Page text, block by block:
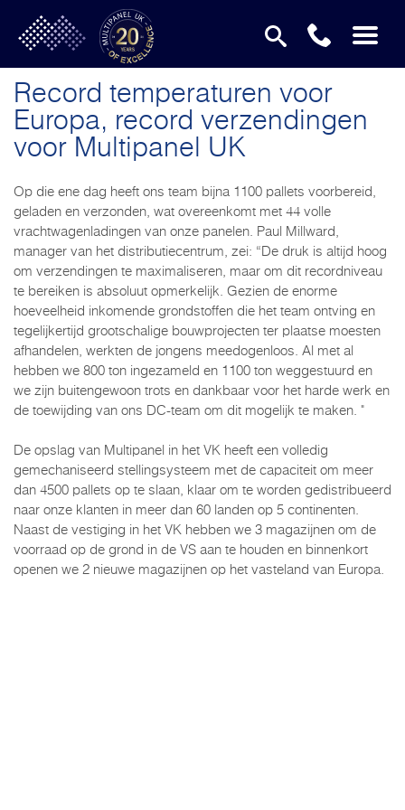
Record temperaturen voor
Europa, record verzendingen
voor Multipanel UK
Op die ene dag heeft ons team bijna 1100 pallets voorbereid,
geladen en verzonden, wat overeenkomt met 44 volle
vrachtwagenladingen van onze panelen. Paul Millward,
manager van het distributiecentrum, zei: “De druk is altijd hoog
om verzendingen te maximaliseren, maar om dit recordniveau
te bereiken is absoluut opmerkelijk. Gezien de enorme
hoeveelheid inkomende grondstoffen die het team ontving en
tegelijkertijd grootschalige bouwprojecten ter plaatse moesten
afhandelen, werkten de jongens meedogenloos. Al met al
hebben we 800 ton ingezameld en 1100 ton weggestuurd en
we zijn buitengewoon trots en dankbaar voor het harde werk en
de toewijding van ons DC-team om dit mogelijk te maken. "
De opslag van Multipanel in het VK heeft een volledig
gemechaniseerd stellingsysteem met de capaciteit om meer
dan 4500 pallets op te slaan, klaar om te worden gedistribueerd
naar onze klanten in meer dan 60 landen op 5 continenten.
Naast de vestiging in het VK hebben we 3 magazijnen om de
voorraad op de grond in de VS aan te houden en binnenkort
openen we 2 nieuwe magazijnen op het vasteland van Europa.